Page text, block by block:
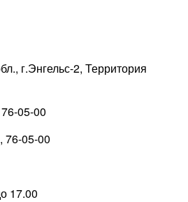
г.Энгельс-2, Территория
05-00
76-05-00
17.00